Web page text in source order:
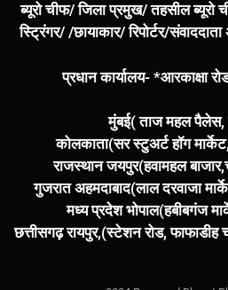
ब्यूरो चीफ/ जिला प्रमुख/ तहसील ब्यूरो
स्ट्रिंगर/ /छायाकार/ रिपोर्टर/
प्रधान कार्यालय- *आरकाक्षा
मुंबई( ताज महल पैलेस,
कोलकाता(सर स्टुअर्ट हॉग
राजस्थान जयपुर(हवामहल
गुजरात अहमदाबाद(लाल दरवाजा
मध्य प्रदेश भोपाल(हबीबगंज
छत्तीसगढ़ रायपुर,(स्टेशन रोड,